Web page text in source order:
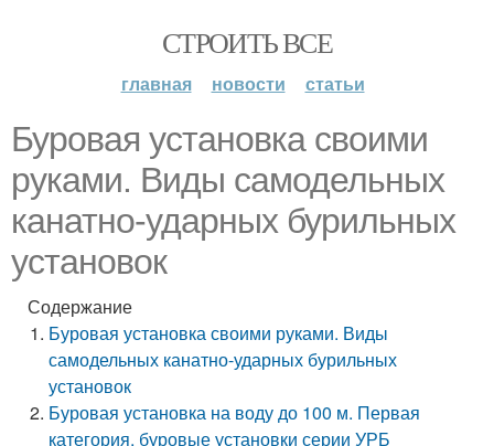
СТРОИТЬ ВСЕ
главная новости статьи
Буровая установка своими
руками. Виды самодельных
канатно-ударных бурильных
установок
Содержание
Буровая установка своими руками. Виды
самодельных канатно-ударных бурильных
установок
Буровая установка на воду до 100 м. Первая
категория, буровые установки серии УРБ